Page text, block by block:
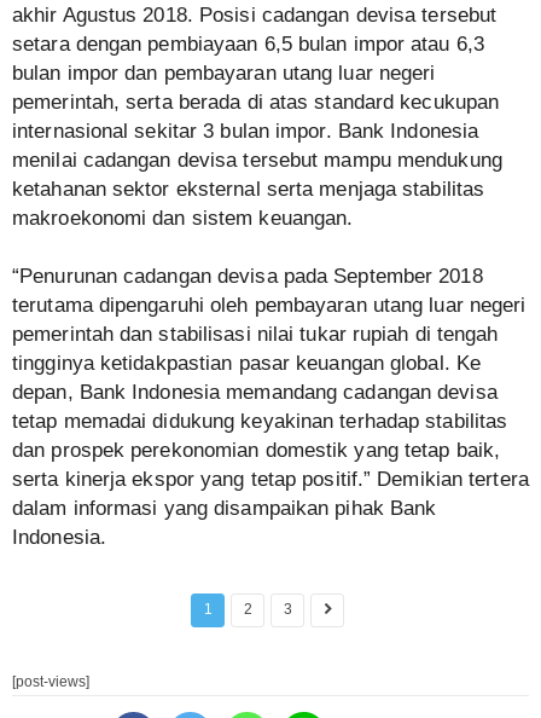
akhir Agustus 2018. Posisi cadangan devisa tersebut
setara dengan pembiayaan 6,5 bulan impor atau 6,3
bulan impor dan pembayaran utang luar negeri
pemerintah, serta berada di atas standard kecukupan
internasional sekitar 3 bulan impor. Bank Indonesia
menilai cadangan devisa tersebut mampu mendukung
ketahanan sektor eksternal serta menjaga stabilitas
makroekonomi dan sistem keuangan.
“Penurunan cadangan devisa pada September 2018
terutama dipengaruhi oleh pembayaran utang luar negeri
pemerintah dan stabilisasi nilai tukar rupiah di tengah
tingginya ketidakpastian pasar keuangan global. Ke
depan, Bank Indonesia memandang cadangan devisa
tetap memadai didukung keyakinan terhadap stabilitas
dan prospek perekonomian domestik yang tetap baik,
serta kinerja ekspor yang tetap positif.” Demikian tertera
dalam informasi yang disampaikan pihak Bank
Indonesia.
1 2 3
[post-views]